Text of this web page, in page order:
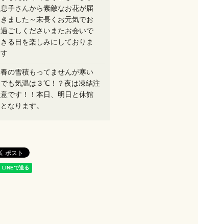
息子さんから素敵なお花が届
きました～末長くお元気でお
過ごしください️またお会いで
きる日を楽しみにしておりま
す
春の雪積もってませんが寒い
でも気温は３℃！？夜は凍結注
意です！！本日、明日と休館
となります。